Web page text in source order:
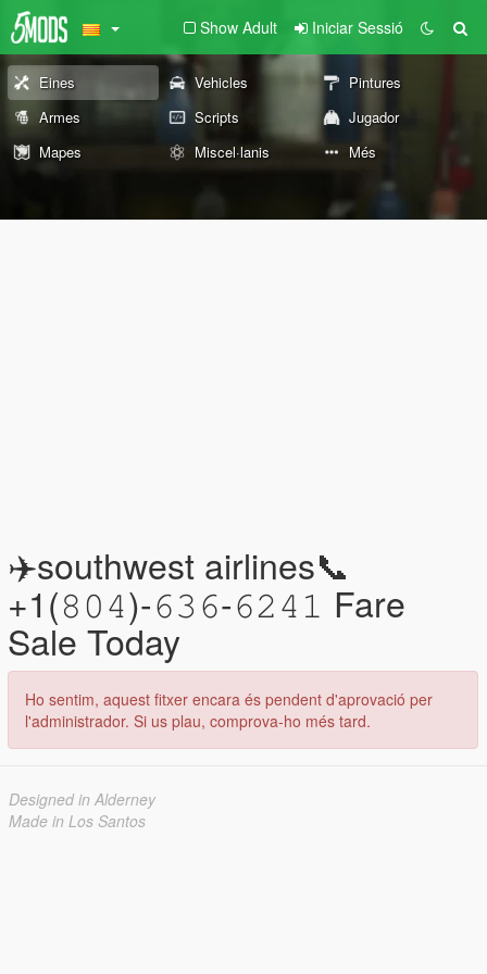
Show Adult Iniciar Sessió
Eines Vehicles
Pintures
Armes
Scripts
Jugador
Mapes
Miscel·lanis Més
✈️southwest airlines📞
+1(𝟾𝟶𝟺)-𝟼𝟹𝟼-𝟼𝟸𝟺𝟷 Fare
Sale Today
Ho sentim, aquest fitxer encara és pendent d'aprovació per
l'administrador. Si us plau, comprova-ho més tard.
Designed in Alderney
Made in Los Santos